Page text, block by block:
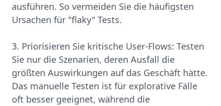
ausführen. So vermeiden Sie die häufigsten
Ursachen für "flaky" Tests.
3. Priorisieren Sie kritische User-Flows: Testen
Sie nur die Szenarien, deren Ausfall die
größten Auswirkungen auf das Geschäft hätte.
Das manuelle Testen ist für explorative Fälle
oft besser geeignet, während die